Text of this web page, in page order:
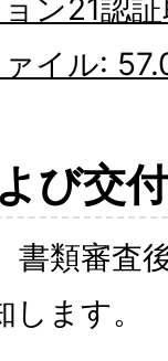
ン21認
イル:
び交
書類審査
ます。